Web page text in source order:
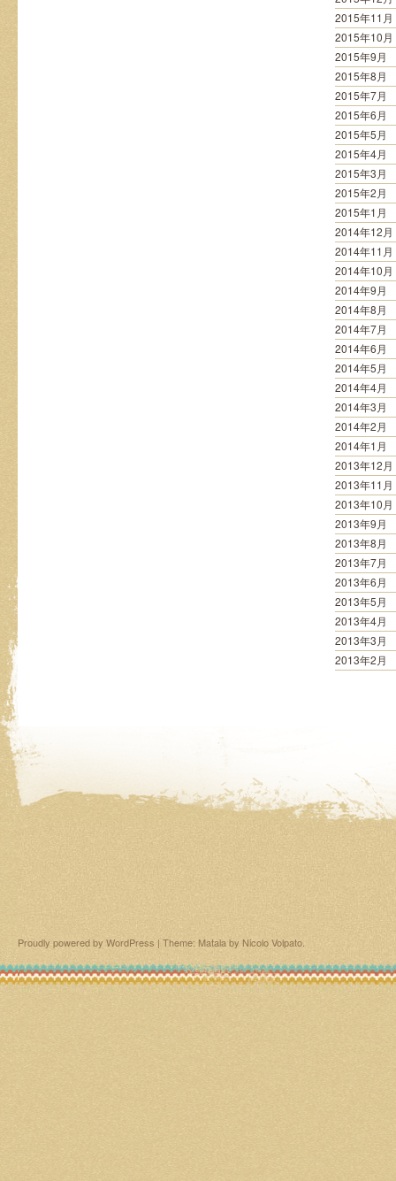
2015年11月
2015年10月
2015年9月
2015年8月
2015年7月
2015年6月
2015年5月
2015年4月
2015年3月
2015年2月
2015年1月
2014年12月
2014年11月
2014年10月
2014年9月
2014年8月
2014年7月
2014年6月
2014年5月
2014年4月
2014年3月
2014年2月
2014年1月
2013年12月
2013年11月
2013年10月
2013年9月
2013年8月
2013年7月
2013年6月
2013年5月
2013年4月
2013年3月
2013年2月
Proudly powered by WordPress | Theme: Matala by Nicolo Volpato